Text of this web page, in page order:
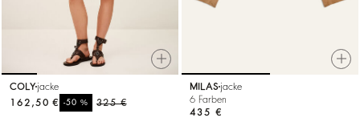
COLY jacke
325 €
-50%
162,50 €
MILAS jacke
6 Farben
435 €